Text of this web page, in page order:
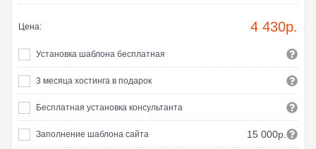
Цена: 4 430р.
Установка шаблона бесплатная
3 месяца хостинга в подарок
Бесплатная установка консультанта
Заполнение шаблона сайта 15 000р.